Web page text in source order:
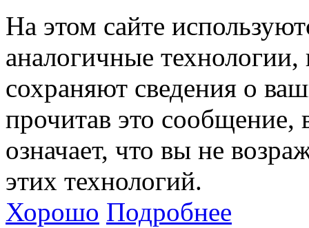
На этом сайте
аналогичные технологии,
сохраняют сведения о
прочитав это сообщение,
означает, что вы не
этих технологий.
Хорошо Подробнее